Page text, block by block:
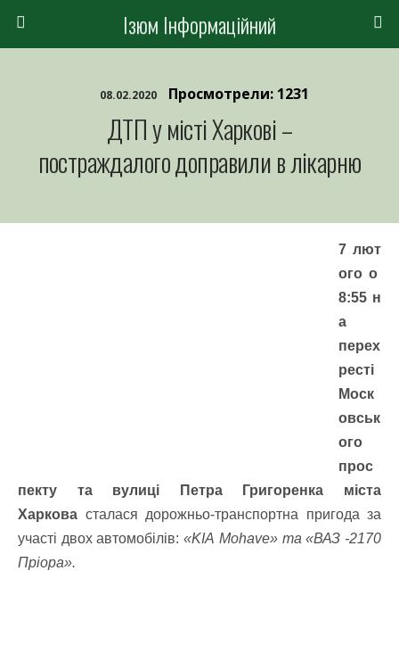
Ізюм Інформаційний
08.02.2020 Просмотрели: 1231
ДТП у місті Харкові –
постраждалого доправили в лікарню
7 лют
ого о
8:55 н
а
перех
ресті
Моск
овськ
ого
прос
пекту та вулиці Петра Григоренка міста
Харкова сталася дорожньо-транспортна пригода за
участі двох автомобілів:«KIA Мohave» та «ВАЗ -2170
Пріора».